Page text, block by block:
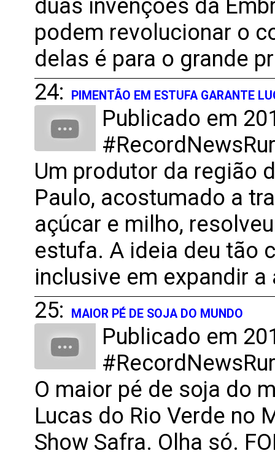
duas invenções da
podem revolucionar o
delas é para o grande
24:
PIMENTÃO EM ESTUFA GARANTE
Publicado em
Um produtor da região
Paulo, acostumado a
açúcar e milho,
estufa. A ideia deu tão
inclusive em expandir
25:
MAIOR PÉ DE SOJA DO MUNDO
Publicado em
O maior pé de soja do
Lucas do Rio Verde no
Show Safra. Olha só.